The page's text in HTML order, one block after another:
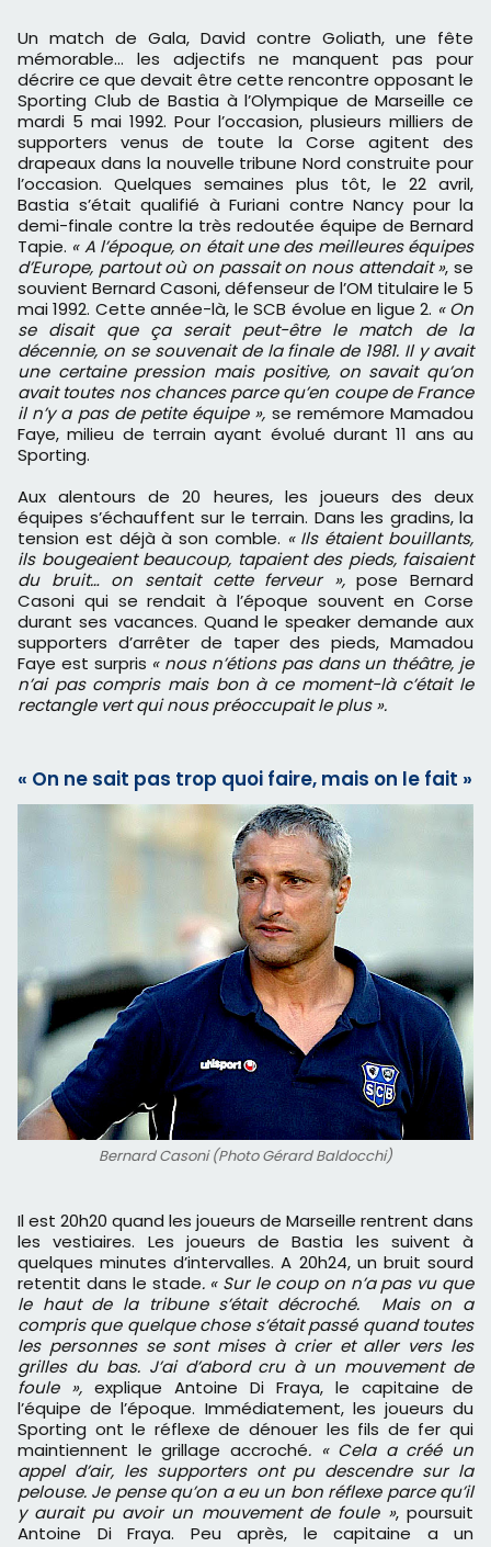
Un match de Gala, David contre Goliath, une fête
mémorable… les adjectifs ne manquent pas pour
décrire ce que devait être cette rencontre opposant le
Sporting Club de Bastia à l’Olympique de Marseille ce
mardi 5 mai 1992. Pour l’occasion, plusieurs milliers de
supporters venus de toute la Corse agitent des
drapeaux dans la nouvelle tribune Nord construite pour
l’occasion. Quelques semaines plus tôt, le 22 avril,
Bastia s’était qualifié à Furiani contre Nancy pour la
demi-finale contre la très redoutée équipe de Bernard
Tapie. « A l’époque, on était une des meilleures équipes
d’Europe, partout où on passait on nous attendait », se
souvient Bernard Casoni, défenseur de l’OM titulaire le 5
mai 1992. Cette année-là, le SCB évolue en ligue 2. « On
se disait que ça serait peut-être le match de la
décennie, on se souvenait de la finale de 1981. Il y avait
une certaine pression mais positive, on savait qu’on
avait toutes nos chances parce qu’en coupe de France
il n’y a pas de petite équipe », se remémore Mamadou
Faye, milieu de terrain ayant évolué durant 11 ans au
Sporting.
Aux alentours de 20 heures, les joueurs des deux
équipes s’échauffent sur le terrain. Dans les gradins, la
tension est déjà à son comble. « Ils étaient bouillants,
ils bougeaient beaucoup, tapaient des pieds, faisaient
du bruit… on sentait cette ferveur »,pose Bernard
Casoni qui se rendait à l’époque souvent en Corse
durant ses vacances. Quand le speaker demande aux
supporters d’arrêter de taper des pieds, Mamadou
Faye est surpris « nous n’étions pas dans un théâtre, je
n’ai pas compris mais bon à ce moment-là c’était le
rectangle vert qui nous préoccupait le plus ».
« On ne sait pas trop quoi faire, mais on le fait »
Bernard Casoni (Photo Gérard Baldocchi)
Il est 20h20 quand les joueurs de Marseille rentrent dans
les vestiaires. Les joueurs de Bastia les suivent à
quelques minutes d’intervalles. A 20h24, un bruit sourd
retentit dans le stade. « Sur le coup on n’a pas vu que
le haut de la tribune s’était décroché. Mais on a
compris que quelque chose s’était passé quand toutes
les personnes se sont mises à crier et aller vers les
grilles du bas. J’ai d’abord cru à un mouvement de
foule », explique Antoine Di Fraya, le capitaine de
l’équipe de l’époque. Immédiatement, les joueurs du
Sporting ont le réflexe de dénouer les fils de fer qui
maintiennent le grillage accroché. « Cela a créé un
appel d’air, les supporters ont pu descendre sur la
pelouse. Je pense qu’on a eu un bon réflexe parce qu’il
y aurait pu avoir un mouvement de foule », poursuit
Antoine Di Fraya. Peu après, le capitaine a un